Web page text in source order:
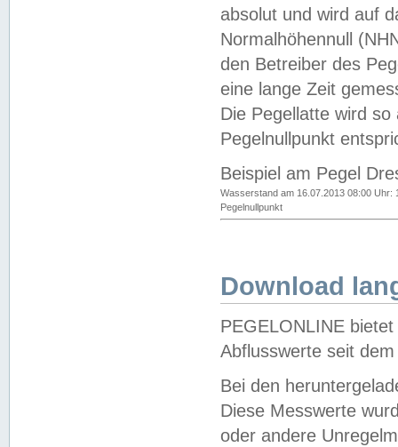
absolut und wird auf
Normalhöhennull
den Betreiber des
eine lange Zeit
Die Pegellatte wird
Pegelnullpunkt
Beispiel am Pegel
Wasserstand am 16.07.2013 08:00 Uhr:
Pegelnullpunkt
Download
PEGELONLINE
Abflusswerte seit
Bei den
Diese Messwerte
oder andere